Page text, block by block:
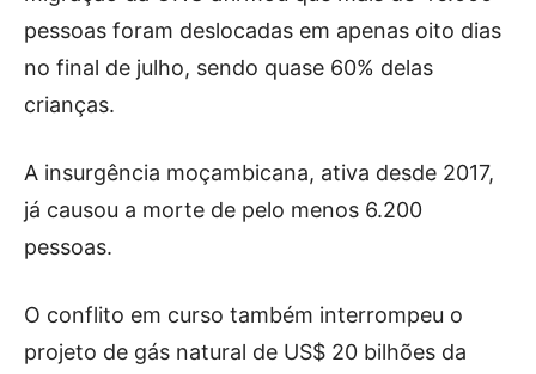
pessoas foram deslocadas em apenas oito dias
no final de julho, sendo quase 60% delas
crianças.
A insurgência moçambicana, ativa desde 2017,
já causou a morte de pelo menos 6.200
pessoas.
O conflito em curso também interrompeu o
projeto de gás natural de US$ 20 bilhões da